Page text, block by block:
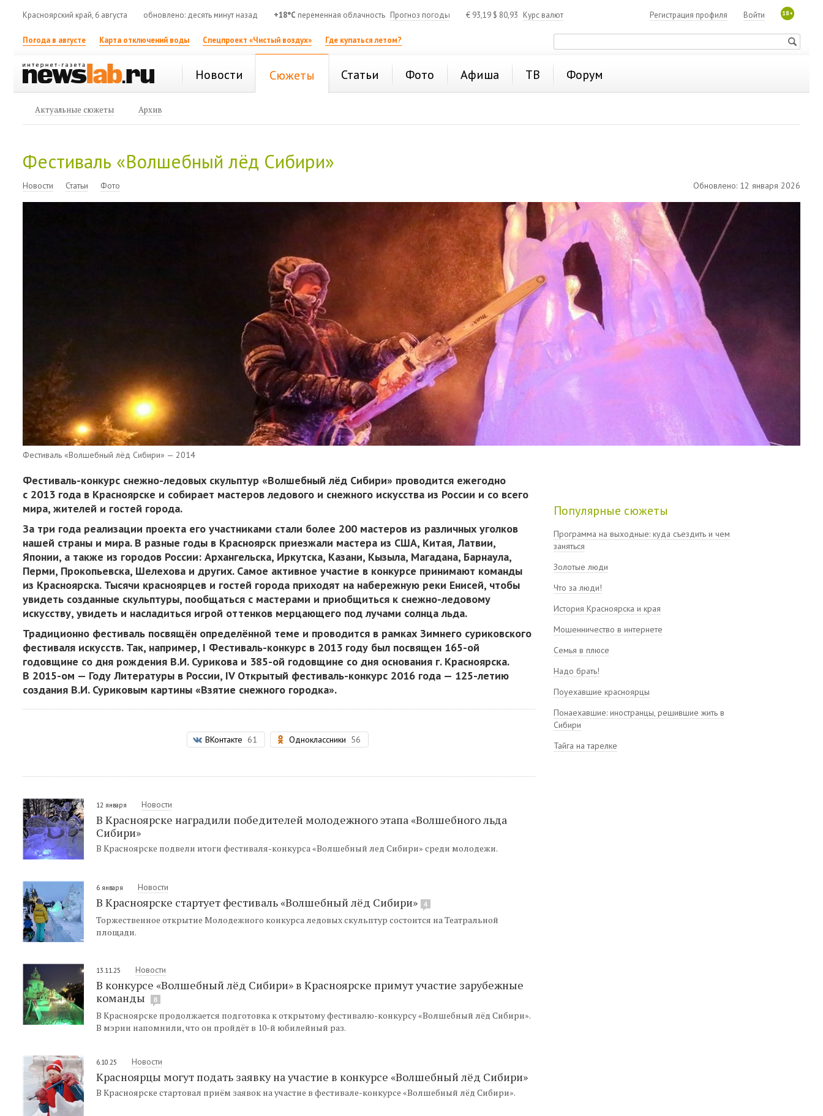
Красноярский край, 6 августа обновлено: десять минут назад +18°C переменная облачность Прогноз погоды € 93,19 $ 80,93 Курс валют 18+
Войти
Регистрация профиля
Погода в августе Карта отключений воды Спецпроект «Чистый воздух» Где купаться летом?
Новости Сюжеты Статьи Фото Афиша ТВ Форум
Актуальные сюжеты Архив
Фестиваль «Волшебный лёд Сибири»
Новости Статьи Фото Обновлено: 12 января 2026
Фестиваль «Волшебный лёд Сибири» — 2014
Фестиваль-конкурс снежно-ледовых скульптур «Волшебный лёд Сибири» проводится ежегодно
с 2013 года в Красноярске и собирает мастеров ледового и снежного искусства из России и со всего
мира, жителей и гостей города.
За три года реализации проекта его участниками стали более 200 мастеров из различных уголков
нашей страны и мира. В разные годы в Красноярск приезжали мастера из США, Китая, Латвии,
Японии, а также из городов России: Архангельска, Иркутска, Казани, Кызыла, Магадана, Барнаула,
Перми, Прокопьевска, Шелехова и других. Самое активное участие в конкурсе принимают команды
из Красноярска. Тысячи красноярцев и гостей города приходят на набережную реки Енисей, чтобы
увидеть созданные скульптуры, пообщаться с мастерами и приобщиться к снежно-ледовому
искусству, увидеть и насладиться игрой оттенков мерцающего под лучами солнца льда.
Традиционно фестиваль посвящён определённой теме и проводится в рамках Зимнего суриковского
фестиваля искусств. Так, например, I Фестиваль-конкурс в 2013 году был посвящен 165-ой
годовщине со дня рождения В.И. Сурикова и 385-ой годовщине со дня основания г. Красноярска.
В 2015-ом — Году Литературы в России, IV Открытый фестиваль-конкурс 2016 года — 125-летию
создания В.И. Суриковым картины «Взятие снежного городка».
ВКонтакте 61 Одноклассники 56
12 января Новости
В Красноярске наградили победителей молодежного этапа «Волшебного льда
Сибири»
В Красноярске подвели итоги фестиваля-конкурса «Волшебный лед Сибири» среди молодежи.
6 января Новости
В Красноярске стартует фестиваль «Волшебный лёд Сибири» 4
Торжественное открытие Молодежного конкурса ледовых скульптур состоится на Театральной
площади.
13.11.25 Новости
В конкурсе «Волшебный лёд Сибири» в Красноярске примут участие зарубежные
команды
8
В Красноярске продолжается подготовка к открытому фестивалю-конкурсу «Волшебный лёд Сибири».
В мэрии напомнили, что он пройдёт в 10-й юбилейный раз.
6.10.25 Новости
Красноярцы могут подать заявку на участие в конкурсе «Волшебный лёд Сибири»
В Красноярске стартовал приём заявок на участие в фестивале-конкурсе «Волшебный лёд Сибири».
Популярные сюжеты
Программа на выходные: куда съездить и чем
заняться
Золотые люди
Что за люди!
История Красноярска и края
Мошенничество в интернете
Семья в плюсе
Надо брать!
Поуехавшие красноярцы
Понаехавшие: иностранцы, решившие жить в
Сибири
Тайга на тарелке